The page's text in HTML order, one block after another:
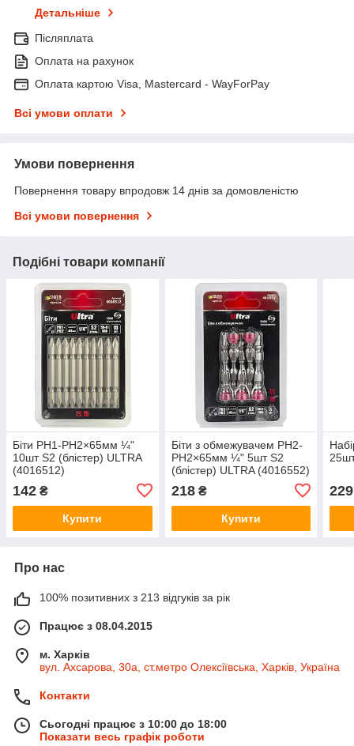
Детальніше
Післяплата
Оплата на рахунок
Оплата картою Visa, Mastercard - WayForPay
Всі умови оплати
Умови повернення
Повернення товару впродовж 14 днів за домовленістю
Всі умови повернення
Подібні товари компанії
Біти PH1-PH2×65мм ¼"
10шт S2 (блістер) ULTRA
(4016512)
142 ₴
Купити
Біти з обмежувачем PH2-
PH2×65мм ¼" 5шт S2
(блістер) ULTRA (4016552)
218₴
Купити
229
Про нас
100% позитивних з 213 відгуків за рік
Працює з 08.04.2015
м. Харків
вул. Ахсарова, 30а, ст.метро Олексіївська, Харків, Україна
Контакти
Сьогодні працює з 10:00 до 18:00
Показати весь графік роботи